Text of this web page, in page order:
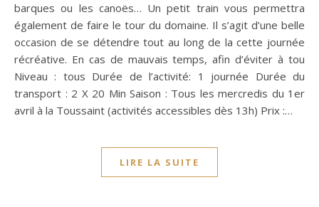
barques ou les canoës… Un petit train vous permettra
également de faire le tour du domaine. Il s’agit d’une belle
occasion de se détendre tout au long de la cette journée
récréative. En cas de mauvais temps, afin d’éviter à tou
Niveau : tous Durée de l’activité: 1 journée Durée du
transport : 2 X 20 Min Saison : Tous les mercredis du 1er
avril à la Toussaint (activités accessibles dès 13h) Prix :…
LIRE LA SUITE